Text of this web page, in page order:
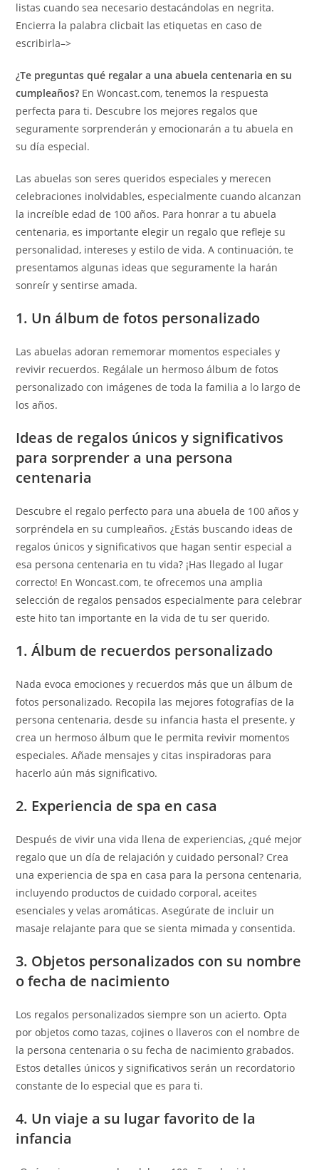
listas cuando sea necesario destacándolas en negrita.
Encierra la palabra clicbait las etiquetasen caso de
escribirla–>
¿Te preguntas qué regalar a una abuela centenaria en su
cumpleaños? En Woncast.com, tenemos la respuesta
perfecta para ti. Descubre los mejores regalos que
seguramente sorprenderán y emocionarán a tu abuela en
su día especial.
Las abuelas son seres queridos especiales y merecen
celebraciones inolvidables, especialmente cuando alcanzan
la increíble edad de 100 años. Para honrar a tu abuela
centenaria, es importante elegir un regalo que refleje su
personalidad, intereses y estilo de vida. A continuación, te
presentamos algunas ideas que seguramente la harán
sonreír y sentirse amada.
1. Un álbum de fotos personalizado
Las abuelas adoran rememorar momentos especiales y
revivir recuerdos. Regálale un hermoso álbum de fotos
personalizado con imágenes de toda la familia a lo largo de
los años.
Ideas de regalos únicos y significativos
para sorprender a una persona
centenaria
Descubre el regalo perfecto para una abuela de 100 años y
sorpréndela en su cumpleaños. ¿Estás buscando ideas de
regalos únicos y significativos que hagan sentir especial a
esa persona centenaria en tu vida? ¡Has llegado al lugar
correcto! En Woncast.com, te ofrecemos una amplia
selección de regalos pensados especialmente para celebrar
este hito tan importante en la vida de tu ser querido.
1. Álbum de recuerdos personalizado
Nada evoca emociones y recuerdos más que un álbum de
fotos personalizado. Recopila las mejores fotografías de la
persona centenaria, desde su infancia hasta el presente, y
crea un hermoso álbum que le permita revivir momentos
especiales. Añade mensajes y citas inspiradoras para
hacerlo aún más significativo.
2. Experiencia de spa en casa
Después de vivir una vida llena de experiencias, ¿qué mejor
regalo que un día de relajación y cuidado personal? Crea
una experiencia de spa en casa para la persona centenaria,
incluyendo productos de cuidado corporal, aceites
esenciales y velas aromáticas. Asegúrate de incluir un
masaje relajante para que se sienta mimada y consentida.
3. Objetos personalizados con su nombre
o fecha de nacimiento
Los regalos personalizados siempre son un acierto. Opta
por objetos como tazas, cojines o llaveros con el nombre de
la persona centenaria o su fecha de nacimiento grabados.
Estos detalles únicos y significativos serán un recordatorio
constante de lo especial que es para ti.
4. Un viaje a su lugar favorito de la
infancia